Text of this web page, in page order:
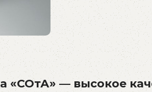
«СОтА» — высокое